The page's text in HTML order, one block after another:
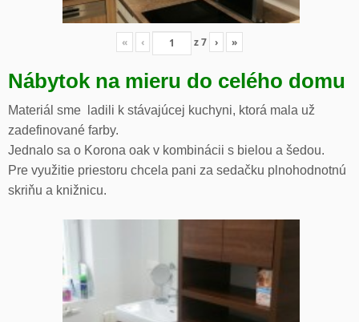
« ‹ z7 › »
Nábytok na mieru do celého domu
Materiál sme ladili k stávajúcej kuchyni, ktorá mala už
zadefinované farby.
Jednalo sa o Korona oak v kombinácii s bielou a šedou.
Pre využitie priestoru chcela pani za sedačku plnohodnotnú
skriňu a knižnicu.